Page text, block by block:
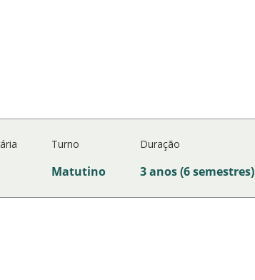
Turno Duração
Matutino 3 anos (6 semestres)